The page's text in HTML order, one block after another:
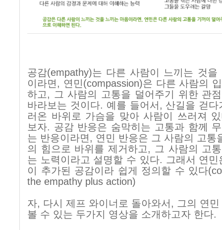
공감(empathy)는 다른 사람이 느끼는 것을
이라면 , 연민(compassion)은 다른 사람의
하고 , 그 사람의 고통을 덜어주기 위한 관
바라보는 것이다. 예를 들어서 , 산길을 걷
러온 바위로 가슴을 맞아 사람이 쓰러져
보자. 공감 반응은 숨막히는 고통과 함께
는 반응이라면 , 연민 반응은 그 사람의 고통
의 힘으로 바위를 제거하고 , 그 사람의 고
는 노력이라고 설명할 수 있다. 그래서 연
이 추가된 공감이라 쉽게 정의할 수 있다
the empathy plus action)
자, 다시 제프 와이너로 돌아와서 , 그의 연
볼 수 있는 두가지 영상을 소개하고자 한다.